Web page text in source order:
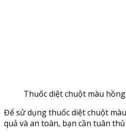
Thuốc diệt chuột màu hồng
Để sử dụng thuốc diệt chuột
quả và an toàn, bạn cần tuân